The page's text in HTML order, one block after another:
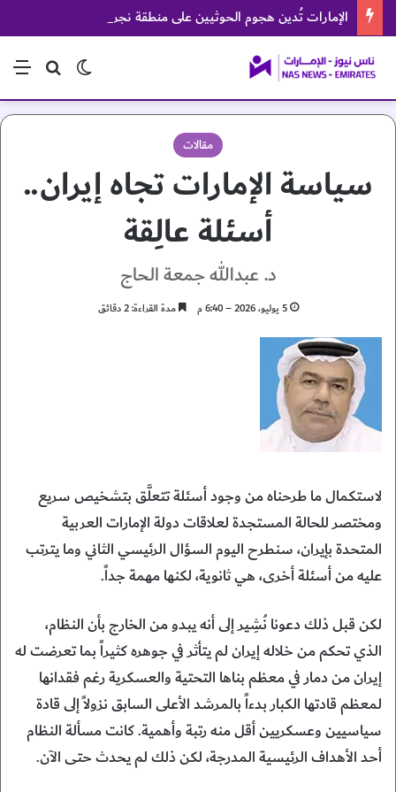
الإمارات تُدين هجوم الحوثيين على منطقة نجران السعودية
بحث عن
الوضع المظلم
مقالات
سياسة الإمارات تجاه إيران..
أسئلة عالِقة
د. عبدالله جمعة الحاج
5 يوليو، 2026 – 6:40 م مدة القراءة: 2 دقائق
لاستكمال ما طرحناه من وجود أسئلة تتعلَّق بتشخيص سريع
ومختصر للحالة المستجدة لعلاقات دولة الإمارات العربية
المتحدة بإيران، سنطرح اليوم السؤال الرئيسي الثاني وما يترتب
عليه من أسئلة أخرى، هي ثانوية، لكنها مهمة جداً.
لكن قبل ذلك دعونا نُشِير إلى أنه يبدو من الخارج بأن النظام،
الذي تحكم من خلاله إيران لم يتأثر في جوهره كثيراً بما تعرضت له
إيران من دمار في معظم بناها التحتية والعسكرية رغم فقدانها
لمعظم قادتها الكبار بدءاً بالمرشد الأعلى السابق نزولاً إلى قادة
سياسيين وعسكريين أقل منه رتبة وأهمية. كانت مسألة النظام
أحد الأهداف الرئيسية المدرجة، لكن ذلك لم يحدث حتى الآن.